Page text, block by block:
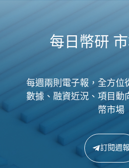
每日幣研
每週兩則電子報，全方位
數據、融資近況、項目動
幣市場
訂閱週